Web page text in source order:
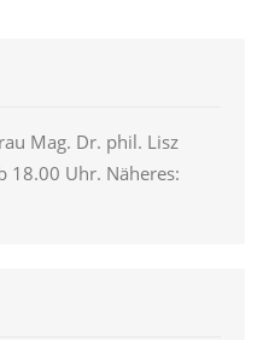
Mag. Dr. phil. Lisz
18.00 Uhr. Näheres: